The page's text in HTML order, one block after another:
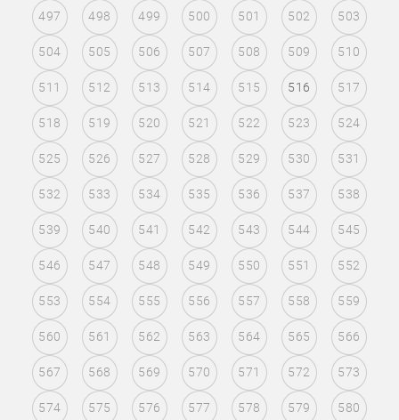
497 498 499 500 501 502 503
504 505 506 507 508 509 510
511 512 513 514 515 516 517
518 519 520 521 522 523 524
525 526 527 528 529 530 531
532 533 534 535 536 537 538
539 540 541 542 543 544 545
546 547 548 549 550 551 552
553 554 555 556 557 558 559
560 561 562 563 564 565 566
567 568 569 570 571 572 573
574 575 576 577 578 579 580